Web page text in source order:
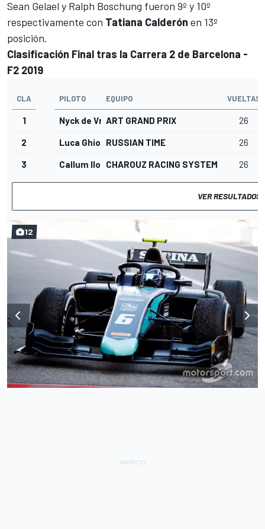
Sean Gelael y Ralph Boschung fueron 9º y 10º
respectivamente con Tatiana Calderón en 13º
posición.
Clasificación Final tras la Carrera 2 de Barcelona -
F2 2019
CLA PILOTO EQUIPO VUELTAS
1 Nyck de VriesART GRAND PRIX 26
2 Luca GhiottoRUSSIAN TIME 26
3 Callum IlottCHAROUZ RACING SYSTEM 26
VER RESULTADOS
12